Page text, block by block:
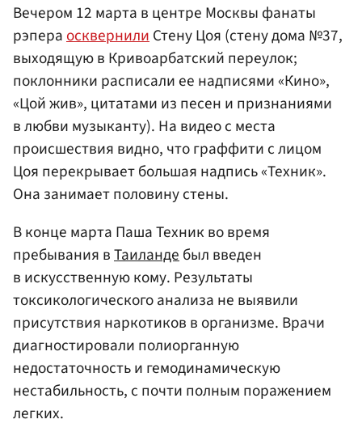
Вечером 12 марта в центре Москвы фанаты
рэпера осквернили Стену Цоя (стену дома №37,
выходящую в Кривоарбатский переулок;
поклонники расписали ее надписями «Кино»,
«Цой жив», цитатами из песен и признаниями
в любви музыканту). На видео с места
происшествия видно, что граффити с лицом
Цоя перекрывает большая надпись «Техник».
Она занимает половину стены.
В конце марта Паша Техник во время
пребывания вТаиландебыл введен
в искусственную кому. Результаты
токсикологического анализа не выявили
присутствия наркотиков в организме. Врачи
диагностировали полиорганную
недостаточность и гемодинамическую
нестабильность, с почти полным поражением
легких.